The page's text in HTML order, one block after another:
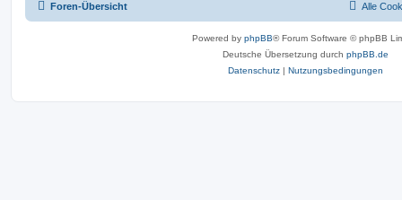
Foren-Übersicht Alle
Powered by phpBB® Forum Software © phpBB
Deutsche Übersetzung durch phpBB.de
Datenschutz | Nutzungsbedingungen